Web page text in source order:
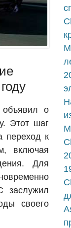
объявил о
Этот шаг
переход к
включая
Для
заслужил
своего